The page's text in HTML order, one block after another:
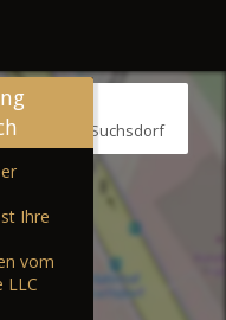
24107 Kiel-Suchsdorf
Ihre
vom
LLC